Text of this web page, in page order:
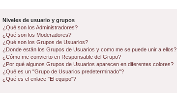
Niveles de usuario y grupos
¿Qué son los Administradores?
¿Qué son los Moderadores?
¿Qué son los Grupos de Usuarios?
¿Donde están los Grupos de Usuarios y como me se puede unir a ellos?
¿Cómo me convierto en Responsable del Grupo?
¿Por qué algunos Grupos de Usuarios aparecen en diferentes colores?
¿Qué es un "Grupo de Usuarios predeterminado"?
¿Qué es el enlace "El equipo"?